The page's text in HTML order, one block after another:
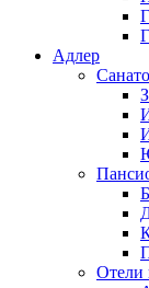
Адлер
Отели